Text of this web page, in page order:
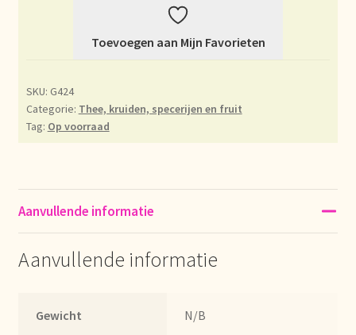
Image de marque personnelle
Impressum
Imprint
Kontakt
Lebensmittelsicherheit
Toevoegen aan Mijn Favorieten
SKU: G424
Categorie: Thee, kruiden, specerijen en fruit
Tag: Op voorraad
Aanvullende informatie
Aanvullende informatie
Gewicht N/B